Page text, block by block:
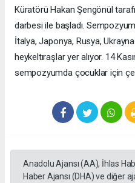
Küratörü Hakan Şengönül
darbesi ile başladı.
İtalya, Japonya, Rusya,
heykeltıraşlar yer alıyor. 14
sempozyumda çocuklar için
Anadolu Ajansı (AA), İhlas
Haber Ajansı (DHA) ve diğer